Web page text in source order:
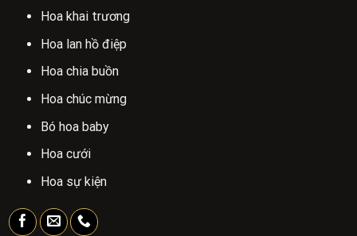
Hoa khai trương
Hoa lan hồ điệp
Hoa chia buồn
Hoa chúc mừng
Bó hoa baby
Hoa cưới
Hoa sự kiện